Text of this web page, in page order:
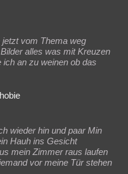
vom Thema weg
alles was mit Kreuzen
an zu weinen ob das
wieder hin und paar Min
Hauh ins Gesicht
mein Zimmer raus laufen
vor meine Tür stehen